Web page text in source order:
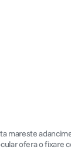
mareste
ofera o fixare